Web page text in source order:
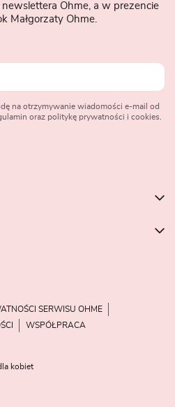
Ohme, a w prezencie
Małgorzaty Ohme.
na otrzymywanie wiadomości e-mail od
oraz politykę prywatności i cookies.
SERWISU OHME
WSPÓŁPRACA
kobiet